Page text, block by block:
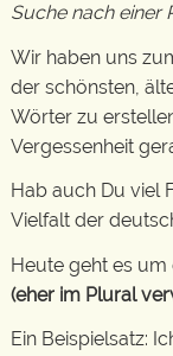
Suche nach einer
Wir haben uns
der schönsten,
Wörter zu
Vergessenheit
Hab auch Du viel
Vielfalt der
Heute geht es um
(eher im Plural
Ein Beispielsatz: